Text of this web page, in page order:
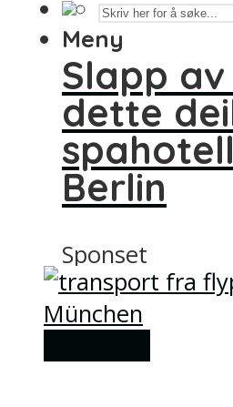
Meny
Slapp
dette
Berlin
Sponset